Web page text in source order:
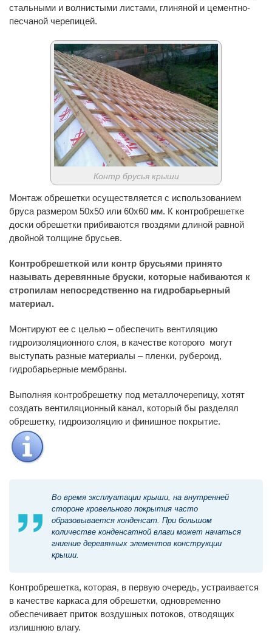
стальными и волнистыми листами, глиняной и цементно-
песчаной черепицей.
Контр брусья крыши
Монтаж обрешетки осуществляется с использованием
бруса размером 50х50 или 60х60 мм. К контробрешетке
доски обрешетки прибиваются гвоздями длиной равной
двойной толщине брусьев.
Контробрешеткой или контр брусьями принято
называть деревянные бруски, которые набиваются к
стропилам непосредственно на гидробарьерный
материал.
Монтируют ее с целью – обеспечить вентиляцию
гидроизоляционного слоя, в качестве которого могут
выступать разные материалы – пленки, рубероид,
гидробарьерные мембраны.
Выполняя контробрешетку под металлочерепицу, хотят
создать вентиляционный канал, который бы разделял
обрешетку, гидроизоляцию и финишное покрытие.
Во время эксплуатации крыши, на внутренней
стороне кровельного покрытия часто
образовывается конденсат. При большом
количестве конденсатной влаги может начаться
гниение деревянных элементов конструкции
крыши.
Контробрешетка, которая, в первую очередь, устраивается
в качестве каркаса для обрешетки, одновременно
обеспечивает приток воздушных потоков, отводящих
излишнюю влагу.